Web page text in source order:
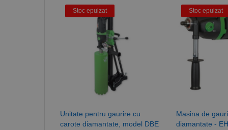
Stoc epuizat
Unitate pentru gaurire cu
carote diamantate, model DBE
Stoc epuizat
Masina de
diamantate -
_ga_DLLLWQBGGX